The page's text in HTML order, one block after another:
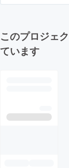
このプロジェ
ています